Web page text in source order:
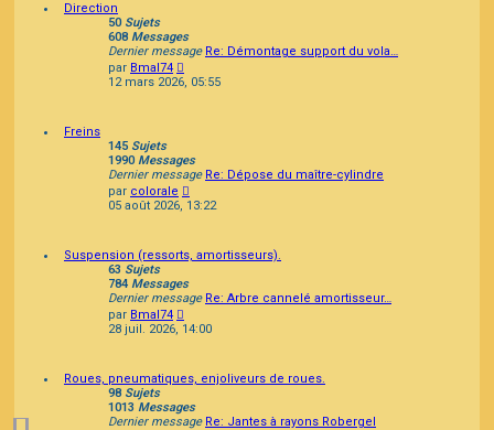
Direction
50 Sujets
608 Messages
Dernier message Re: Démontage support du vola…
par Bmal74
le
dernier
12 mars 2026, 05:55
Freins
145 Sujets
1990Messages
Dernier message Re: Dépose du maître-cylindre
par colorale
le
05 août 2026, 13:22
Suspension (ressorts, amortisseurs).
63 Sujets
784 Messages
Dernier message Re: Arbre cannelé amortisseur…
par Bmal74
le
28 juil. 2026, 14:00
Roues, pneumatiques, enjoliveurs de roues.
98 Sujets
1013 Messages
Dernier message Re: Jantes à rayons Robergel